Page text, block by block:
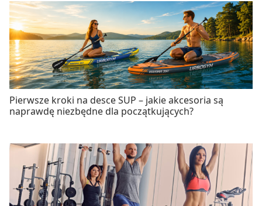
Pierwsze kroki na desce SUP – jakie akcesoria są
naprawdę niezbędne dla początkujących?